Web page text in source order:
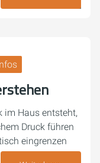
im Haus entsteht,
Druck führen
eingrenzen